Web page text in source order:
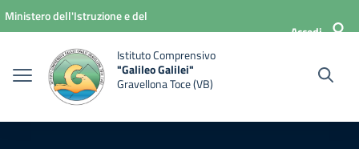
Vai ai contenuti
Vai al menu di navigazione
Vai al footer
Ministero dell'Istruzione e del
Accedi
Istituto Comprensivo
"Galileo Galilei"
Gravellona Toce (VB)